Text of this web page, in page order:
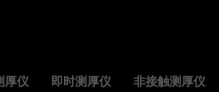
厚仪 即时测厚仪 非接触测厚仪